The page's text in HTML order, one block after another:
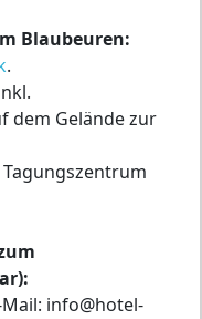
Blaubeuren:
.
dem Gelände zur
info@hotel-